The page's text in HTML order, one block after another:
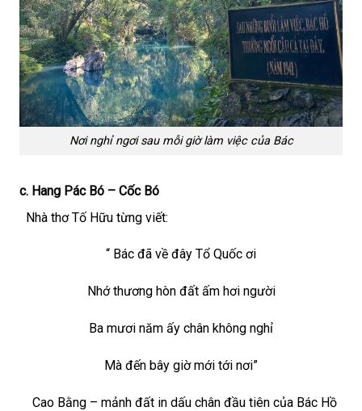
Nơi nghỉ ngơi sau mỗi giờ làm việc của Bác
c. Hang Pác Bó – Cốc Bó
Nhà thơ Tố Hữu từng viết:
“ Bác đã về đây Tổ Quốc ơi
Nhớ thương hòn đất ấm hơi người
Ba mươi năm ấy chân không nghỉ
Mà đến bây giờ mới tới nơi”
Cao Bằng – mảnh đất in dấu chân đầu tiên của Bác Hồ